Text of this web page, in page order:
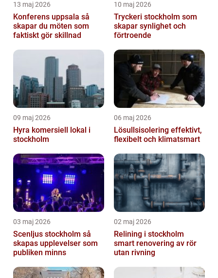
13 maj 2026
Konferens uppsala så
skapar du möten som
faktiskt gör skillnad
10 maj 2026
Tryckeri stockholm som
skapar synlighet och
förtroende
09 maj 2026
Hyra komersiell lokal i
stockholm
06 maj 2026
Lösullsisolering effektivt,
flexibelt och klimatsmart
03 maj 2026
Scenljus stockholm så
skapas upplevelser som
publiken minns
02 maj 2026
Relining i stockholm
smart renovering av rör
utan rivning